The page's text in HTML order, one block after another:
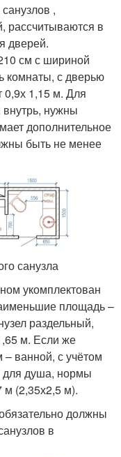
,
рассчитываются в
дверей.
см с шириной
комнаты, с дверью
0,9х 1,15 м. Для
нужны
дополнительное
быть не менее
санузла
укомплектован
площадь –
раздельный,
м. Если же
ванной, с учётом
для душа, нормы
м (2,35х2,5 м).
должны
в